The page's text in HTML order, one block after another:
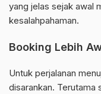
yang jelas sejak awal
kesalahpahaman.
Booking Lebih
Untuk perjalanan
disarankan. Terutama